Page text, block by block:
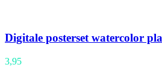
Digitale posterset watercolor
3,95